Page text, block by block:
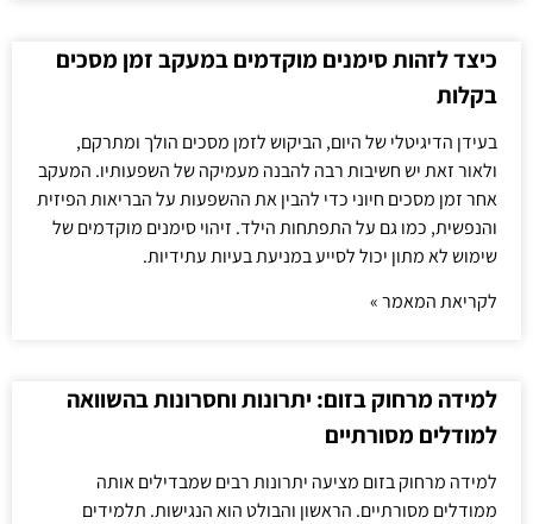
כיצד לזהות סימנים מוקדמים במעקב זמן מסכים
בקלות
בעידן הדיגיטלי של היום, הביקוש לזמן מסכים הולך ומתרקם,
ולאור זאת יש חשיבות רבה להבנה מעמיקה של השפעותיו. המעקב
אחר זמן מסכים חיוני כדי להבין את ההשפעות על הבריאות הפיזית
והנפשית, כמו גם על התפתחות הילד. זיהוי סימנים מוקדמים של
שימוש לא מתון יכול לסייע במניעת בעיות עתידיות.
לקריאת המאמר »
למידה מרחוק בזום: יתרונות וחסרונות בהשוואה
למודלים מסורתיים
למידה מרחוק בזום מציעה יתרונות רבים שמבדילים אותה
ממודלים מסורתיים. הראשון והבולט הוא הנגישות. תלמידים